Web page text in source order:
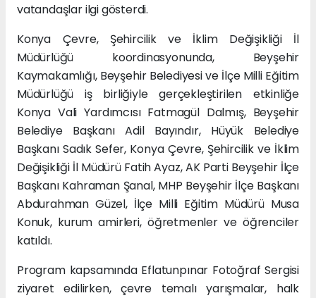
vatandaşlar ilgi gösterdi.
Konya Çevre, Şehircilik ve İklim Değişikliği İl
Müdürlüğü koordinasyonunda, Beyşehir
Kaymakamlığı, Beyşehir Belediyesi ve İlçe Milli Eğitim
Müdürlüğü iş birliğiyle gerçekleştirilen etkinliğe
Konya Vali Yardımcısı Fatmagül Dalmış, Beyşehir
Belediye Başkanı Adil Bayındır, Hüyük Belediye
Başkanı Sadık Sefer, Konya Çevre, Şehircilik ve İklim
Değişikliği İl Müdürü Fatih Ayaz, AK Parti Beyşehir İlçe
Başkanı Kahraman Şanal, MHP Beyşehir İlçe Başkanı
Abdurahman Güzel, İlçe Milli Eğitim Müdürü Musa
Konuk, kurum amirleri, öğretmenler ve öğrenciler
katıldı.
Program kapsamında Eflatunpınar Fotoğraf Sergisi
ziyaret edilirken, çevre temalı yarışmalar, halk